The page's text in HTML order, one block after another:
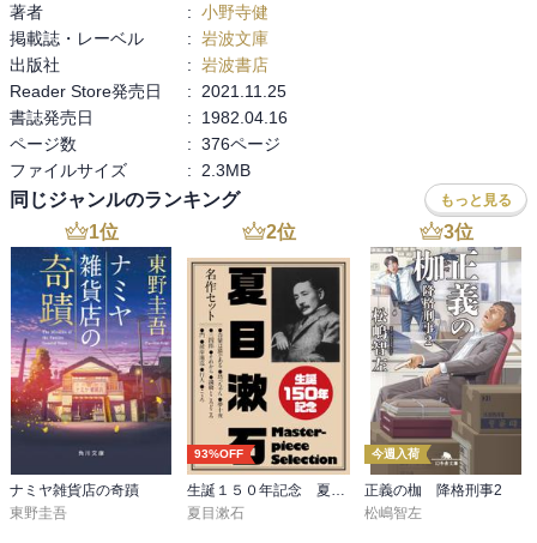
著者
: 小野寺健
掲載誌・レーベル
: 岩波文庫
出版社
: 岩波書店
Reader Store発売日
:
2021.11.25
書誌発売日
:
1982.04.16
ページ数
: 376ページ
ファイルサイズ
: 2.3MB
同じジャンルのランキング もっと見る
1位
ナミヤ雑貨店の奇蹟
東野圭吾
2位
93%OFF
生誕１５０年記念 夏目漱石 名作セット
夏目漱石
3位
今週入荷
正義の枷 降格刑事2
松嶋智左